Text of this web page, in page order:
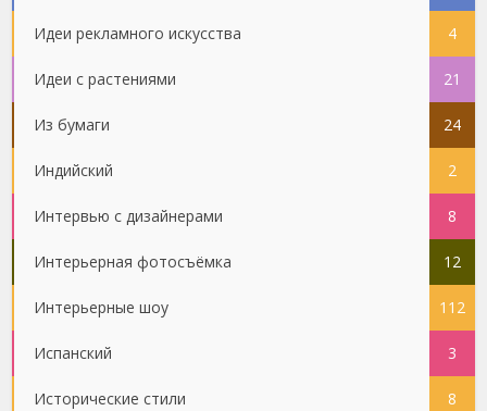
Идеи рекламного искусства 4
Идеи с растениями 21
Из бумаги 24
Индийский 2
Интервью с дизайнерами 8
Интерьерная фотосъёмка 12
Интерьерные шоу 112
Испанский 3
Исторические стили 8